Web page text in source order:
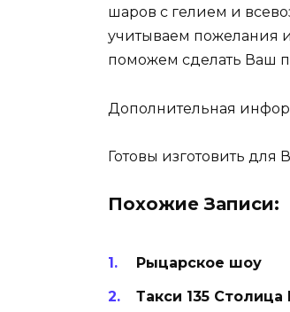
шаров с гелием и
учитываем пожелания
поможем сделать Ваш
Дополнительная
Готовы изготовить для
Похожие Записи:
Рыцарское шоу
Такси 135